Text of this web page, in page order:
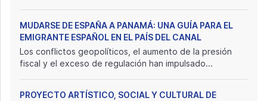
MUDARSE DE ESPAÑA A PANAMÁ: UNA GUÍA PARA EL
EMIGRANTE ESPAÑOL EN EL PAÍS DEL CANAL
Los conflictos geopolíticos, el aumento de la presión
fiscal y el exceso de regulación han impulsado...
PROYECTO ARTÍSTICO, SOCIAL Y CULTURAL DE